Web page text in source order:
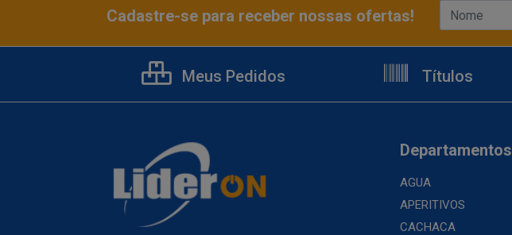
Cadastre-se para receber nossas ofertas!
Meus Pedidos Títulos
Departamentos
AGUA
APERITIVOS
CACHACA